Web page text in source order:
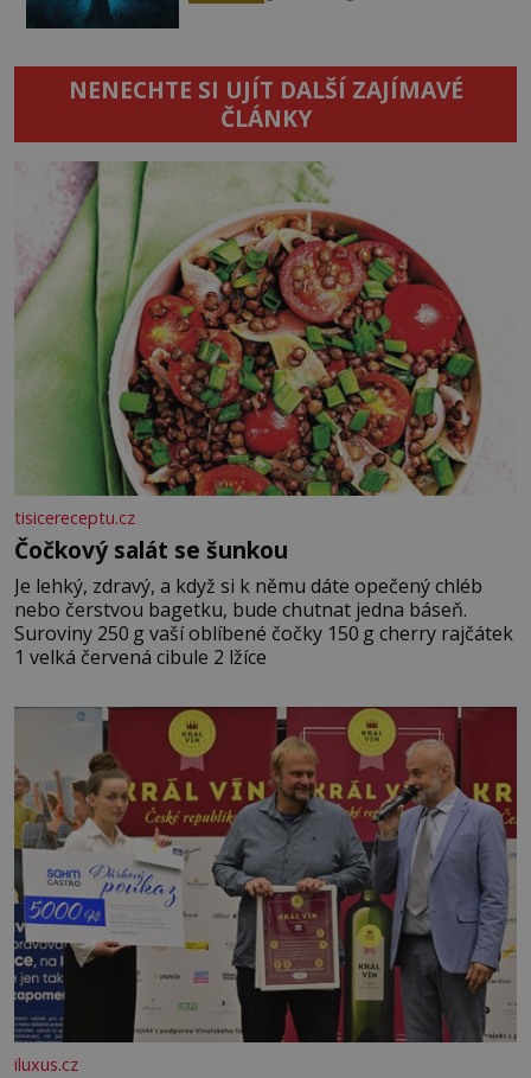
NENECHTE SI UJÍT DALŠÍ ZAJÍMAVÉ
ČLÁNKY
tisicereceptu.cz
Čočkový salát se šunkou
Je lehký, zdravý, a když si k němu dáte opečený chléb
nebo čerstvou bagetku, bude chutnat jedna báseň.
Suroviny 250 g vaší oblíbené čočky 150 g cherry rajčátek
1 velká červená cibule 2 lžíce
iluxus.cz